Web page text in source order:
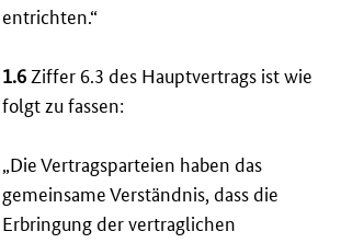
entrichten.“
1.6 Ziffer 6.3 des Hauptvertrags ist wie
folgt zu fassen:
„Die Vertragsparteien haben das
gemeinsame Verständnis, dass die
Erbringung der vertraglichen